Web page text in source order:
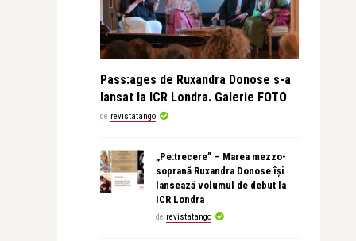
Pass:ages de Ruxandra Donose s-a
lansat la ICR Londra. Galerie FOTO
de revistatango
„Pe:trecere” – Marea mezzo-
soprană Ruxandra Donose își
lansează volumul de debut la
ICR Londra
de revistatango